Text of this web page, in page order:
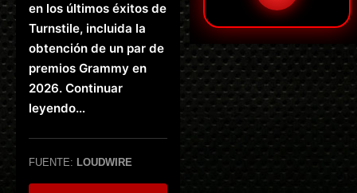
en los últimos éxitos de
Turnstile, incluida la
obtención de un par de
premios Grammy en
2026. Continuar
leyendo…
FUENTE: LOUDWIRE